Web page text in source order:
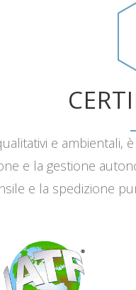
e ambientali,
e la gestione
e la spedizione